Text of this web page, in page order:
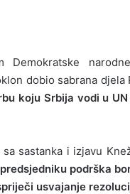
dobio sabrana
koju Srbija vodi u
sastanka i izjavu
podrška
usvajanje